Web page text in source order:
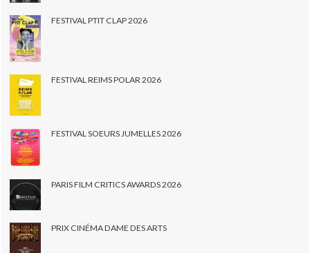
FESTIVAL PTIT CLAP 2026
FESTIVAL REIMS POLAR 2026
FESTIVAL SOEURS JUMELLES 2026
PARIS FILM CRITICS AWARDS 2026
PRIX CINÉMA DAME DES ARTS